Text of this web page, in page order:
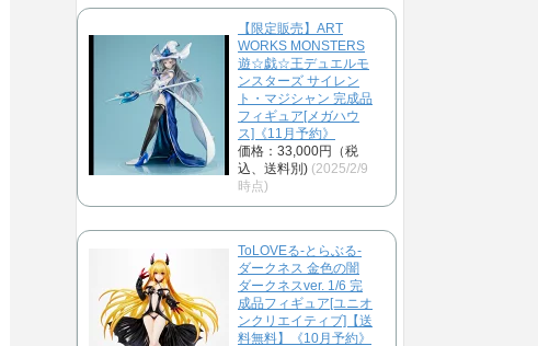
【限定販売】ART
WORKS MONSTERS
遊☆戯☆王デュエルモ
ンスターズ サイレン
ト・マジシャン 完成品
フィギュア[メガハウ
ス]《11月予約》
価格：33,000円（税
込、送料別) (2025/2/9
時点)
ToLOVEる-とらぶる-
ダークネス 金色の闇
ダークネスver. 1/6 完
成品フィギュア[ユニオ
ンクリエイティブ]【送
料無料】《10月予約》